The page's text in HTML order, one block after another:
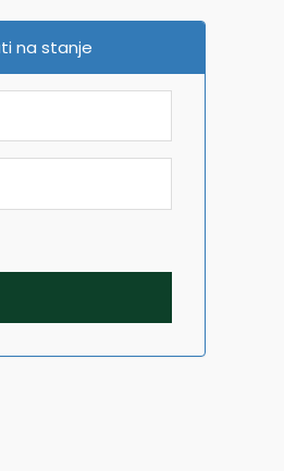
na stanje